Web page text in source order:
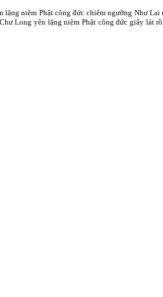
niệm Phật công đức chiêm ngưỡng Như Lai
Long yên lặng niệm Phật công đức giây lát